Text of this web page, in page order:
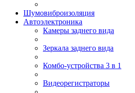
Шумовиброизоляция
Автоэлектроника
Камеры заднего вида
Зеркала заднего вида
Комбо-устройства 3 в 1
Видеорегистраторы